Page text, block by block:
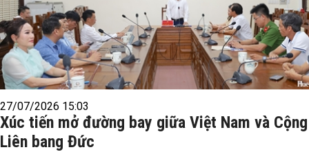
27/07/2026 15:03
Xúc tiến mở đường bay giữa Việt Nam và
Liên bang Đức